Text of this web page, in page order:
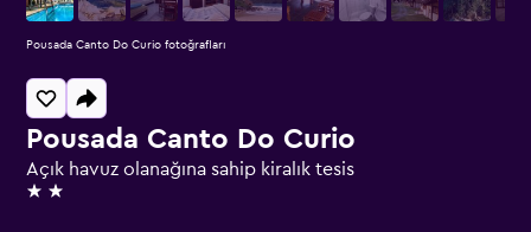
Pousada Canto Do Curio
Açık havuz olanağına sahip kiralık tesis
2 yıldız
Pousada Canto Do Curio fotoğrafları